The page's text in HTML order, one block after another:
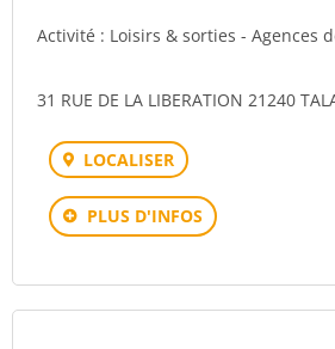
Activité : Loisirs & sorties - Agences
31 RUE DE LA LIBERATION 21240
LOCALISER
PLUS D'INFOS